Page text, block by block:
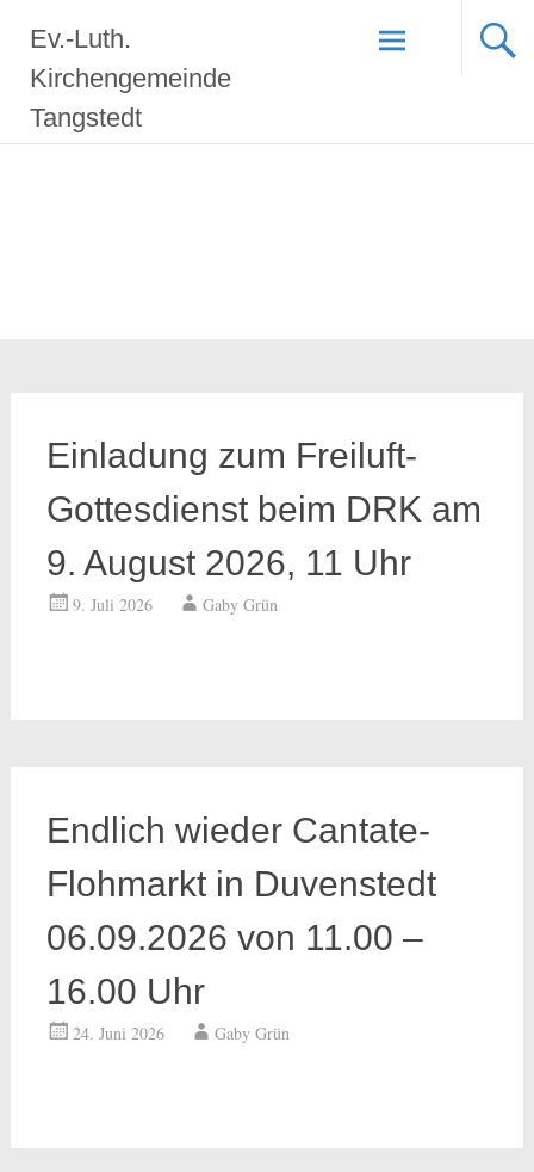
Inhalt
springen
Ev.-Luth.
Kirchengemeinde
Tangstedt
Einladung zum Freiluft-
Gottesdienst beim DRK am
9. August 2026, 11 Uhr
9. Juli 2026 Gaby Grün
Endlich wieder Cantate-
Flohmarkt in Duvenstedt
06.09.2026 von 11.00 –
16.00 Uhr
24. Juni 2026 Gaby Grün